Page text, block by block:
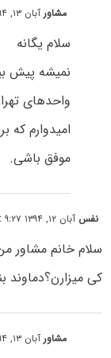
مشاورآبان ۱۳, ۱۳۹۴ at ۲:۱۴ ق٫ظ
سلام یگانه
نمیشه پیش
واحدهای
امیدوارم
موفق باشی.
نفس آبان ۱۲, ۱۳۹۴ at ۹:۲۷ ب٫ظ
کی میزارن؟دماوند
مشاورآبان ۱۳, ۱۳۹۴ at ۲:۱۳ ق٫ظ